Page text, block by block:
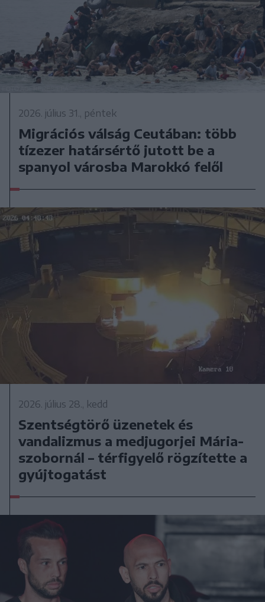
2026. július 31., péntek
Migrációs válság Ceutában: több
tízezer határsértő jutott be a
spanyol városba Marokkó felől
2026. július 28., kedd
Szentségtörő üzenetek és
vandalizmus a medjugorjei Mária-
szobornál – térfigyelő rögzítette a
gyújtogatást